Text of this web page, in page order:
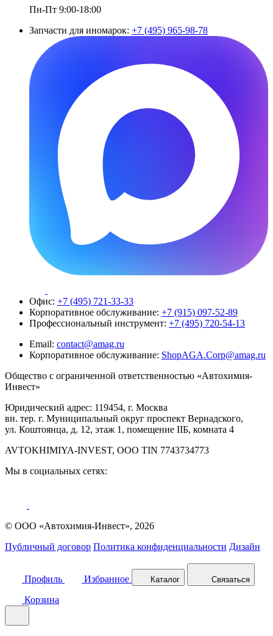
Пн-Пт 9:00-18:00
Запчасти для иномарок: +7 (495) 965-98-78
Офис: +7 (495) 721-33-33
Корпоративное обслуживание: +7 (915) 097-52-89
Профессиональный инструмент: +7 (495) 720-54-13
Email: contact@amag.ru
Корпоративное обслуживание: ShopAGA.Corp@amag.ru
Общество с ограниченной ответственностью «Автохимия-
Инвест»
Юридический адрес: 119454, г. Москва
вн. тер. г. Муниципальный округ проспект Вернадского,
ул. Коштоянца, д. 12, этаж 1, помещение IIБ, комната 4
AVTOKHIMIYA-INVEST, OOO TIN 7743734773
Мы в социальных сетях:
© ООО «Автохимия-Инвест», 2026
Публичный договор Политика конфиденциальности Дизайн
Профиль Избранное Каталог Связаться
Корзина